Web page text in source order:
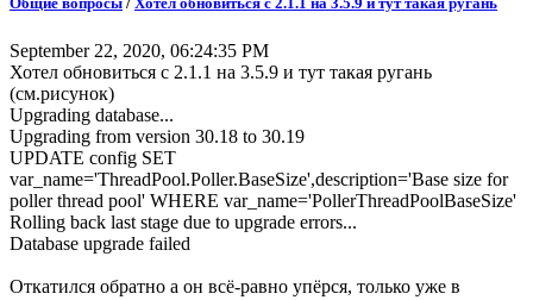
September 22, 2020, 06:24:35 PM
Хотел обновиться с 2.1.1 на 3.5.9 и тут такая ругань
(см.рисунок)
Upgrading database...
Upgrading from version 30.18 to 30.19
UPDATE config SET
var_name='ThreadPool.Poller.BaseSize',description='Base size for
poller thread pool' WHERE var_name='PollerThreadPoolBaseSize'
Rolling back last stage due to upgrade errors...
Database upgrade failed
Откатился обратно а он всё-равно упёрся, только уже в